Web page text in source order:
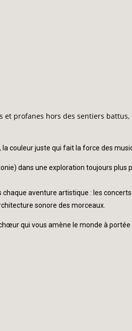
profanes hors des sentiers
couleur juste qui fait la force des
dans une exploration toujours plus
aventure artistique : les
sonore des morceaux.
qui vous amène le monde à portée